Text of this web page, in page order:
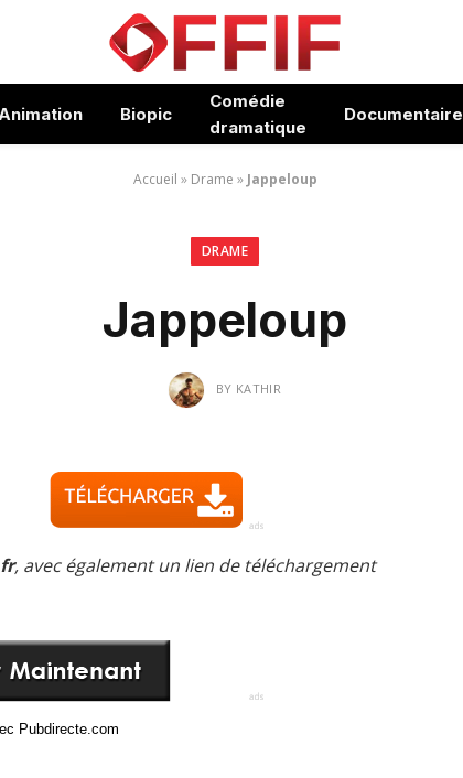
Animation Biopic
Comédie
dramatique
Documentaire
Accueil » Drame » Jappeloup
DRAME
Jappeloup
BY KATHIR
, avec également un lien de téléchargement
Pubdirecte.com